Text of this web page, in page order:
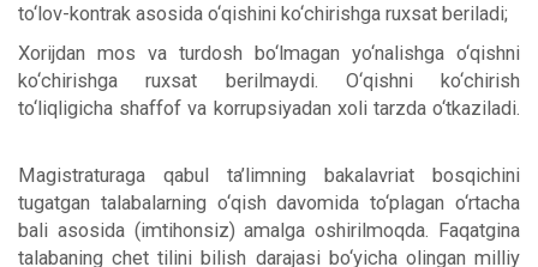
to‘lov-kontrak asosida o‘qishini ko‘chirishga ruxsat beriladi;
Xorijdan mos va turdosh bo‘lmagan yo‘nalishga o‘qishni
ko‘chirishga ruxsat berilmaydi. O‘qishni ko‘chirish
to‘liqligicha shaffof va korrupsiyadan xoli tarzda o‘tkaziladi.
Magistraturaga qabul ta’limning bakalavriat bosqichini
tugatgan talabalarning o‘qish davomida to‘plagan o‘rtacha
bali asosida (imtihonsiz) amalga oshirilmoqda. Faqatgina
talabaning chet tilini bilish darajasi bo‘yicha olingan milliy